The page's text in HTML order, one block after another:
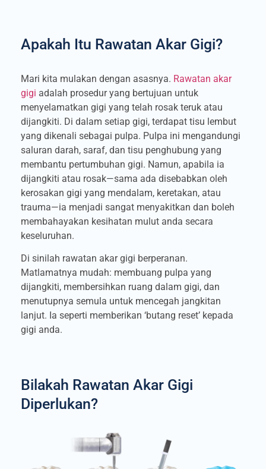
Apakah Itu Rawatan Akar Gigi?
Mari kita mulakan dengan asasnya. Rawatan akar
gigi adalah prosedur yang bertujuan untuk
menyelamatkan gigi yang telah rosak teruk atau
dijangkiti. Di dalam setiap gigi, terdapat tisu lembut
yang dikenali sebagai pulpa. Pulpa ini mengandungi
saluran darah, saraf, dan tisu penghubung yang
membantu pertumbuhan gigi. Namun, apabila ia
dijangkiti atau rosak—sama ada disebabkan oleh
kerosakan gigi yang mendalam, keretakan, atau
trauma—ia menjadi sangat menyakitkan dan boleh
membahayakan kesihatan mulut anda secara
keseluruhan.
Di sinilah rawatan akar gigi berperanan.
Matlamatnya mudah: membuang pulpa yang
dijangkiti, membersihkan ruang dalam gigi, dan
menutupnya semula untuk mencegah jangkitan
lanjut. Ia seperti memberikan ‘butang reset’ kepada
gigi anda.
Bilakah Rawatan Akar Gigi
Diperlukan?